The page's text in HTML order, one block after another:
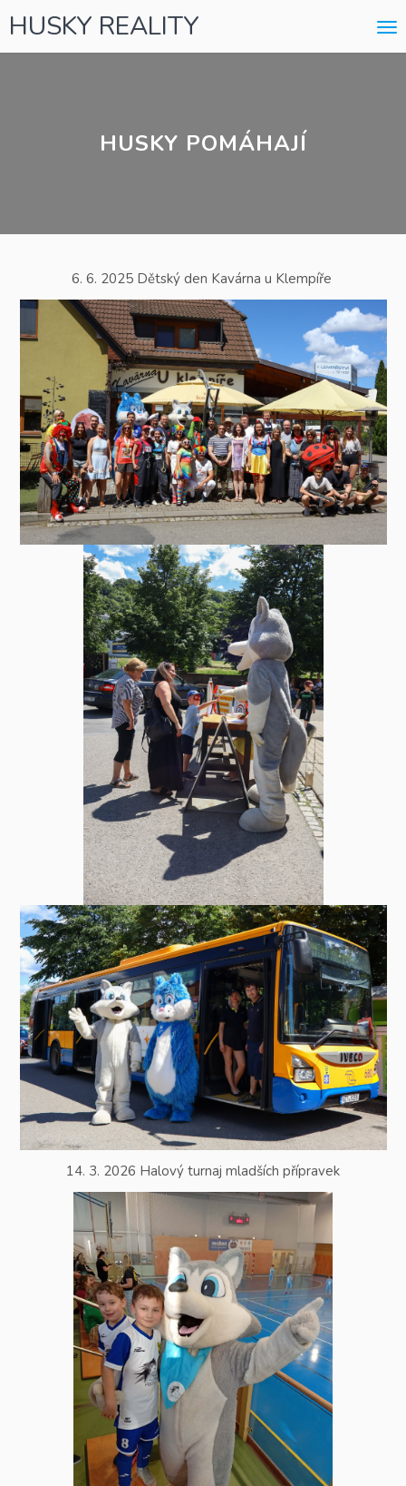
HUSKY REALITY
HUSKY POMÁHAJÍ
6. 6. 2025 Dětský den Kavárna u Klempíře
14. 3. 2026 Halový turnaj mladších přípravek